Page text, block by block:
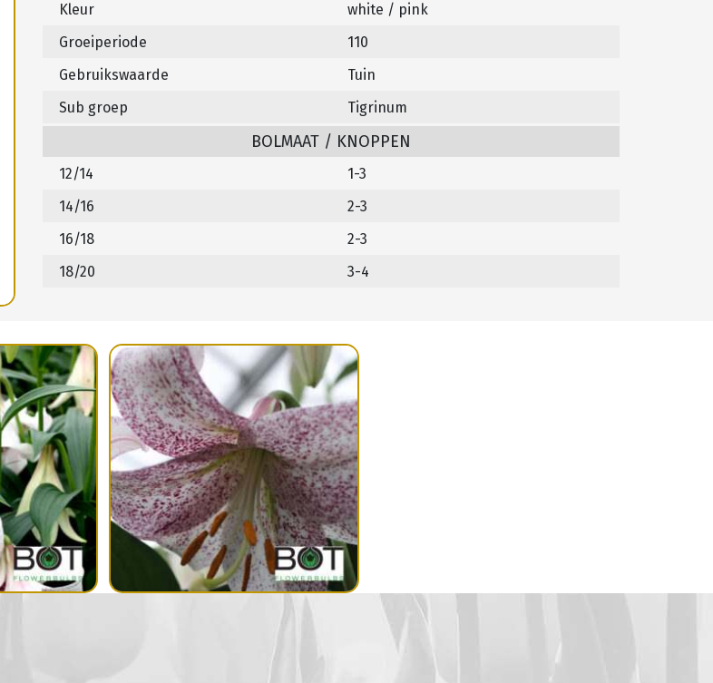
Kleur
white / pink
Groeiperiode
110
Gebruikswaarde
Tuin
Sub groep
Tigrinum
BOLMAAT / KNOPPEN
12/14
1-3
14/16
2-3
16/18
2-3
18/20
3-4